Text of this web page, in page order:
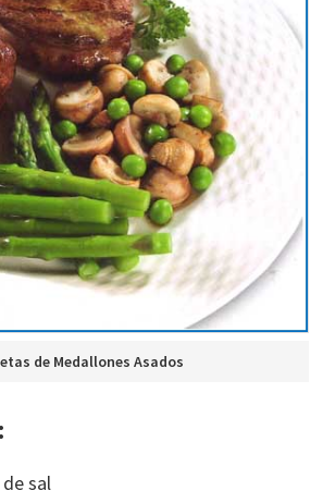
de Medallones Asados
sal